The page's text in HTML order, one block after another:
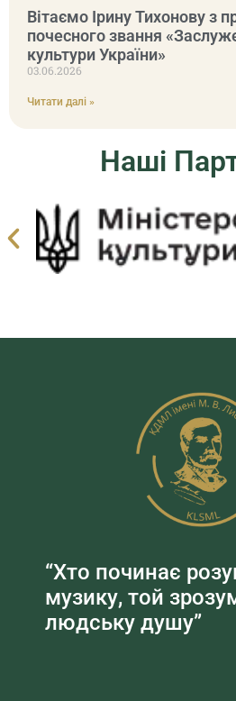
Вітаємо Ірину Тихонову з
почесного звання
культури України»
03.06.2026
Читати далі »
Наші
“Хто починає
музику, той
людську душу”